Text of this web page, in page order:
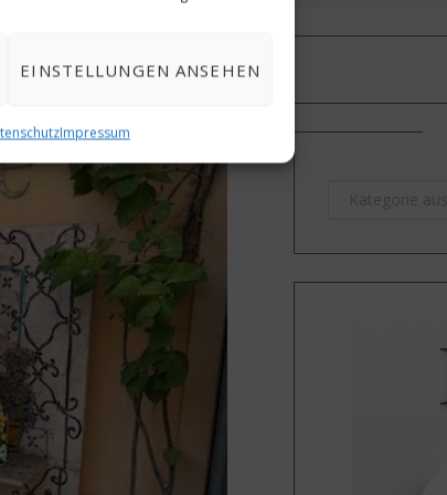
EINSTELLUNGEN ANSEHEN
Impressum